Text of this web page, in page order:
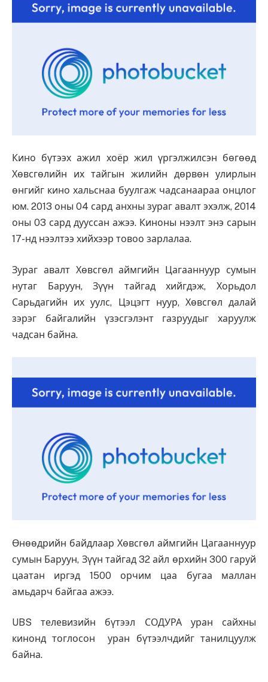
Кино бүтээх ажил хоёр жил үргэлжилсэн бөгөөд
Хөвсгөлийн их тайгын жилийн дөрвөн улирлын
өнгийг кино хальснаа буулгаж чадсанаараа онцлог
юм. 2013 оны 04 сард анхны зураг авалт эхэлж, 2014
оны 03 сард дууссан ажээ. Киноны нээлт энэ сарын
17-нд нээлтээ хийхээр товоо зарлалаа.
Зураг авалт Хөвсгөл аймгийн Цагааннуур сумын
нутаг Баруун, Зүүн тайгад хийгдэж, Хорьдол
Сарьдагийн их уулс, Цэцэгт нуур, Хөвсгөл далай
зэрэг байгалийн үзэсгэлэнт газруудыг харуулж
чадсан байна.
Өнөөдрийн байдлаар Хөвсгөл аймгийн Цагааннуур
сумын Баруун, Зүүн тайгад 32 айл өрхийн 300 гаруй
цаатан иргэд 1500 орчим цаа бугаа маллан
амьдарч байгаа ажээ.
UBS телевизийн бүтээл СОДУРА уран сайхны
кинонд тоглосон уран бүтээлчдийг танилцуулж
байна.